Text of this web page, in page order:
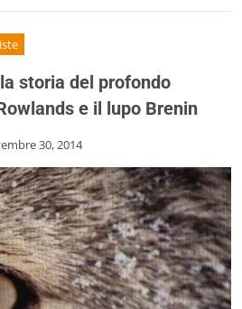
storia del profondo
e il lupo Brenin
30, 2014